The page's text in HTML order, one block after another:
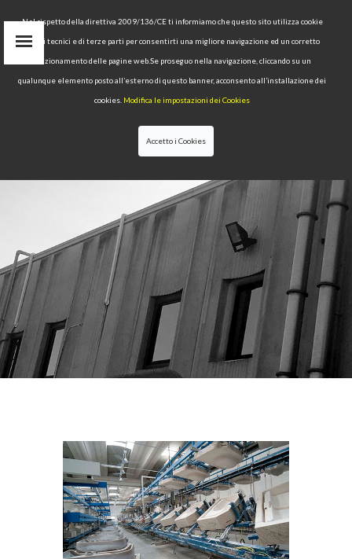
ESSO
Nel rispetto della direttiva 2009/136/CE ti informiamo che questo sito utilizza cookie
propri tecnici e di terze parti per consentirti una migliore navigazione ed un corretto
funzionamento delle pagine web.Se proseguo nella navigazione, cliccando su un
qualunque elemento posto all’esterno di questo banner, acconsento all’installazione dei
cookies. Modifica le impostazioni dei Cookies
Accetto i Cookies